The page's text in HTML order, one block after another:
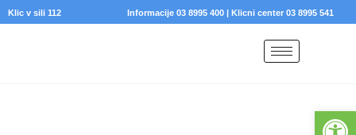
Klic v sili 112 Informacije 03 8995 400 |Klicni center 03 8995 541